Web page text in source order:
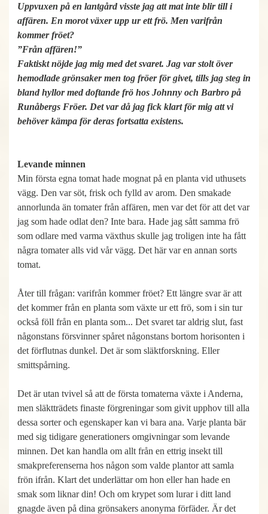
Uppvuxen på en lantgård visste jag att mat inte blir till i
affären. En morot växer upp ur ett frö. Men varifrån
kommer fröet?
”Från affären!”
Faktiskt nöjde jag mig med det svaret. Jag var stolt över
hemodlade grönsaker men tog fröer för givet, tills jag steg in
bland hyllor med doftande frö hos Johnny och Barbro på
Runåbergs Fröer. Det var då jag fick klart för mig att vi
behöver kämpa för deras fortsatta existens.
Levande minnen
Min första egna tomat hade mognat på en planta vid uthusets
vägg. Den var söt, frisk och fylld av arom. Den smakade
annorlunda än tomater från affären, men var det för att det var
jag som hade odlat den? Inte bara. Hade jag sått samma frö
som odlare med varma växthus skulle jag troligen inte ha fått
några tomater alls vid vår vägg. Det här var en annan sorts
tomat.
Åter till frågan: varifrån kommer fröet? Ett längre svar är att
det kommer från en planta som växte ur ett frö, som i sin tur
också föll från en planta som... Det svaret tar aldrig slut, fast
någonstans försvinner spåret någonstans bortom horisonten i
det förflutnas dunkel. Det är som släktforskning. Eller
smittspårning.
Det är utan tvivel så att de första tomaterna växte i Anderna,
men släktträdets finaste förgreningar som givit upphov till alla
dessa sorter och egenskaper kan vi bara ana. Varje planta bär
med sig tidigare generationers omgivningar som levande
minnen. Det kan handla om allt från en ettrig insekt till
smakpreferenserna hos någon som valde plantor att samla
frön ifrån. Klart det underlättar om hon eller han hade en
smak som liknar din! Och om krypet som lurar i ditt land
gnagde även på dina grönsakers anonyma förfäder. Är det